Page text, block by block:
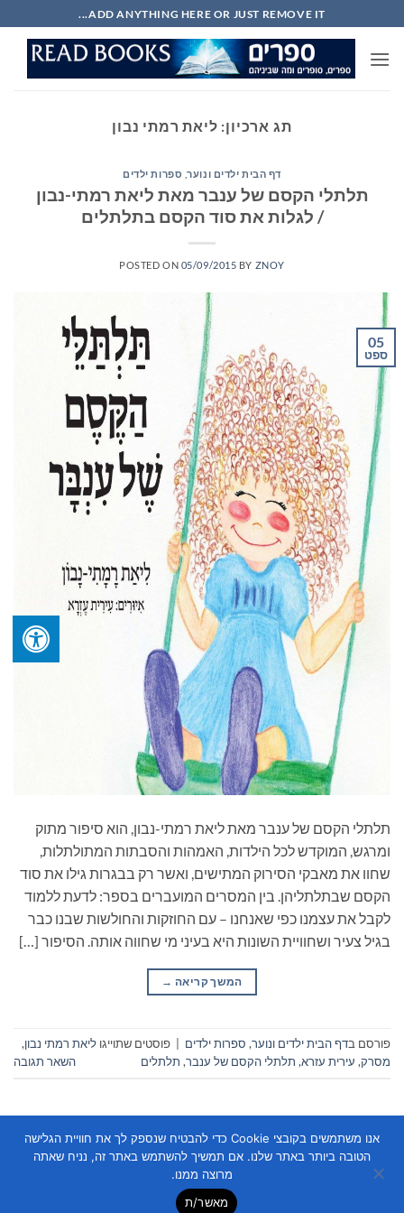
to
content
ADD ANYTHING HERE OR JUST REMOVE IT...
תג ארכיון: ליאת רמתי נבון
דף הבית ילדים ונוער, ספרות ילדים
תלתלי הקסם של ענבר מאת ליאת רמתי-נבון
/ לגלות את סוד הקסם בתלתלים
POSTED ON 05/09/2015 BY ZNOY
05
ספט
תלתלי הקסם של ענבר מאת ליאת רמתי-נבון, הוא סיפור מתוק
ומרגש, המוקדש לכל הילדות, האמהות והסבתות המתולתלות,
שחוו את מאבקי הסירוק המתישים, ואשר רק בבגרות גילו את סוד
הקסם שבתלתליהן. בין המסרים המועברים בספר: לדעת ללמוד
לקבל את עצמנו כפי שאנחנו – עם החוזקות והחולשות שבנו כבר
בגיל צעיר ושחוויית השונות היא בעיני מי שחווה אותה. הסיפור […]
המשך קריאה →
פורסם בדף הבית ילדים ונוער, ספרות ילדים פוסטים שתוייגו ליאת רמתי נבון,
מסרק, עירית עזרא, תלתלי הקסם של ענבר, תלתלים השאר תגובה
Copyright 2026 ©Flatsome Theme
אנו משתמשים בקובצי Cookie כדי להבטיח שנספק לך את חוויית הגלישה
הטובה ביותר באתר שלנו. אם תמשיך להשתמש באתר זה, נניח שאתה
מרוצה ממנו.
מאשר/ת